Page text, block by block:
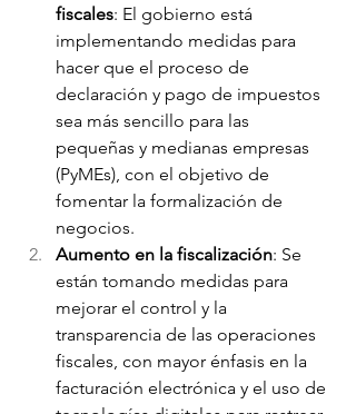
fiscales: El gobierno está
implementando medidas para
hacer que el proceso de
declaración y pago de impuestos
sea más sencillo para las
pequeñas y medianas empresas
(PyMEs), con el objetivo de
fomentar la formalización de
negocios.
Aumento en la fiscalización: Se
están tomando medidas para
mejorar el control y la
transparencia de las operaciones
fiscales, con mayor énfasis en la
facturación electrónica y el uso de